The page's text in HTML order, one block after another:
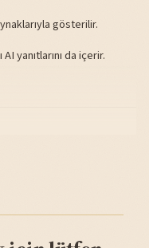
gösterilir.
yanıtlarını da içerir.